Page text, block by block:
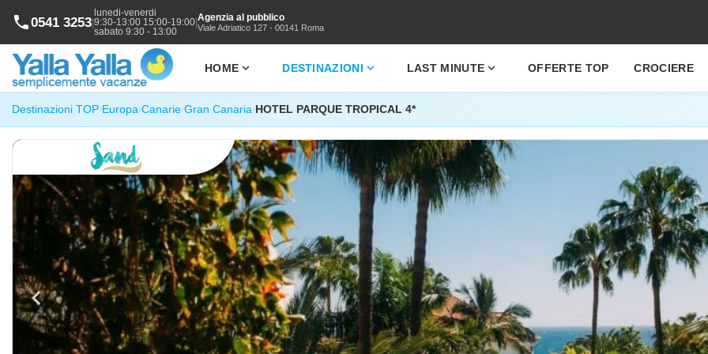
phone0541 3253|
lunedi-venerdi
9:30-13:00 15:00-19:00
sabato 9:30 - 13:00
|Agenzia al pubblico
Viale Adriatico 127 - 00141 Roma
HOME expand_more DESTINAZIONI expand_more LAST MINUTE expand_more OFFERTE TOP CROCIERE
Destinazioni TOP›Europa›Canarie›Gran Canaria›HOTEL PARQUE TROPICAL 4*
chevron_left